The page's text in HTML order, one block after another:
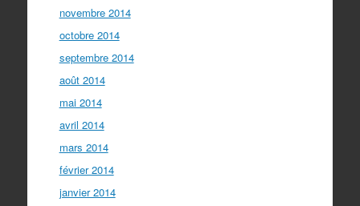
novembre 2014
octobre 2014
septembre 2014
août 2014
mai 2014
avril 2014
mars 2014
février 2014
janvier 2014